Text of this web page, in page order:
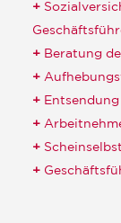
Beratung